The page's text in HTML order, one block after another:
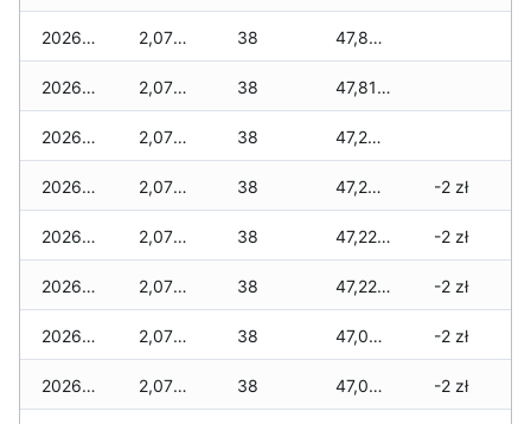
2026-03-18 2,077 zł 38 47,827 zł
2026-03-17 2,077 zł 38 47,815 zł
2026-03-16 2,077 zł 38 47,296 zł
2026-03-15 2,077 zł 38 47,261 zł -2 zł
2026-03-14 2,077 zł 38 47,226 zł -2 zł
2026-03-13 2,077 zł 38 47,226 zł -2 zł
2026-03-12 2,077 zł 38 47,039 zł -2 zł
2026-03-11 2,077 zł 38 47,004 zł -2 zł